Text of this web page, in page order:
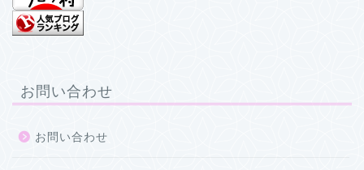
お問い合わせ
お問い合わせ